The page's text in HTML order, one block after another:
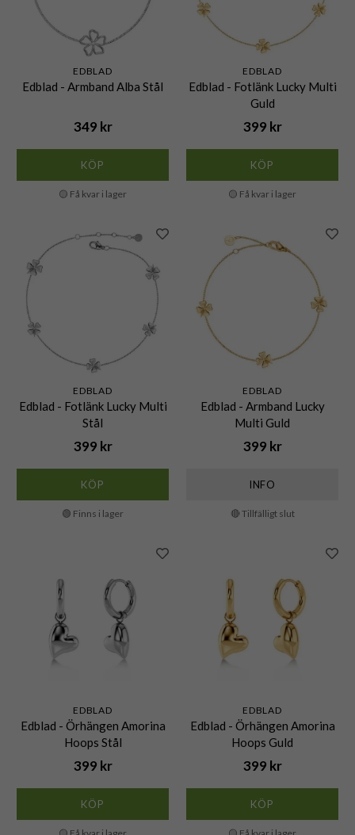
EDBLAD
Edblad - Armband Alba Stål
349 kr
KÖP
🟡 Få kvar i lager
EDBLAD
Edblad - Fotlänk Lucky Multi
Guld
399 kr
KÖP
🟡 Få kvar i lager
EDBLAD
Edblad - Fotlänk Lucky Multi
Stål
399 kr
KÖP
🟢 Finns i lager
EDBLAD
Edblad - Armband Lucky
Multi Guld
399 kr
INFO
🔴 Tillfälligt slut
EDBLAD
Edblad - Örhängen Amorina
Hoops Stål
399 kr
KÖP
EDBLAD
Edblad - Örhängen Amorina
Hoops Guld
399 kr
KÖP